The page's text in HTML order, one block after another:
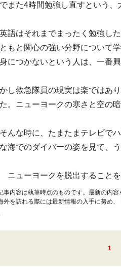
また4時間勉強し直すという、
英語はそれまでまったく勉強し
もと関心の強い分野について
につかないという人は、一番
し救急隊員の現実は楽ではあ
。ニューヨークの寒さと空の
そんな時に、たまたまテレビで
海でのダイバーの姿を見て、
ューヨークを脱出することを
事内容は執筆時点のものです。最新の内容
外を訪れる際には最新情報の入手に努め、
1